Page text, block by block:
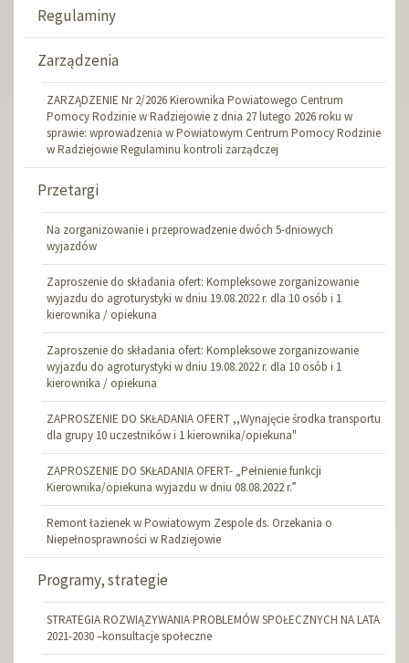
Regulaminy
Zarządzenia
ZARZĄDZENIE Nr 2/2026 Kierownika Powiatowego Centrum
Pomocy Rodzinie w Radziejowie z dnia 27 lutego 2026 roku w
sprawie: wprowadzenia w Powiatowym Centrum Pomocy Rodzinie
w Radziejowie Regulaminu kontroli zarządczej
Przetargi
Na zorganizowanie i przeprowadzenie dwóch 5-dniowych
wyjazdów
Zaproszenie do składania ofert: Kompleksowe zorganizowanie
wyjazdu do agroturystyki w dniu 19.08.2022 r. dla 10 osób i 1
kierownika / opiekuna
Zaproszenie do składania ofert: Kompleksowe zorganizowanie
wyjazdu do agroturystyki w dniu 19.08.2022 r. dla 10 osób i 1
kierownika / opiekuna
ZAPROSZENIE DO SKŁADANIA OFERT ,,Wynajęcie środka transportu
dla grupy 10 uczestników i 1 kierownika/opiekuna"
ZAPROSZENIE DO SKŁADANIA OFERT- „Pełnienie funkcji
Kierownika/opiekuna wyjazdu w dniu 08.08.2022 r.”
Remont łazienek w Powiatowym Zespole ds. Orzekania o
Niepełnosprawności w Radziejowie
Programy, strategie
STRATEGIA ROZWIĄZYWANIA PROBLEMÓW SPOŁECZNYCH NA LATA
2021-2030 –konsultacje społeczne